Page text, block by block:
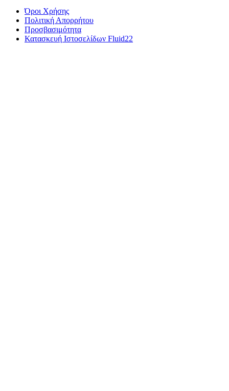
Όροι Χρήσης
Πολιτική Απορρήτου
Προσβασιμότητα
Κατασκευή Ιστοσελίδων Fluid22